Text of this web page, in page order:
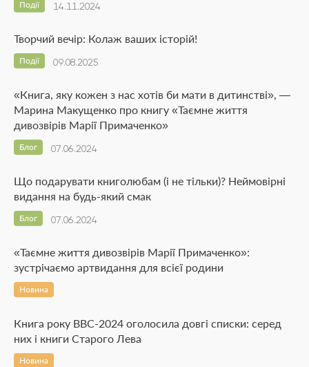
14.11.2024
Події
Творчий вечір: Колаж ваших історій!
09.08.2025
Події
«Книга, яку кожен з нас хотів би мати в дитинстві», —
Марина Макущенко про книгу «Таємне життя
дивозвірів Марії Примаченко»
07.06.2024
Блог
Що подарувати книголюбам (і не тільки)? Неймовірні
видання на будь-який смак
07.06.2024
Блог
«Таємне життя дивозвірів Марії Примаченко»:
зустрічаємо артвидання для всієї родини
Новина
Книга року BBC-2024 оголосила довгі списки: серед
них і книги Старого Лева
Новина